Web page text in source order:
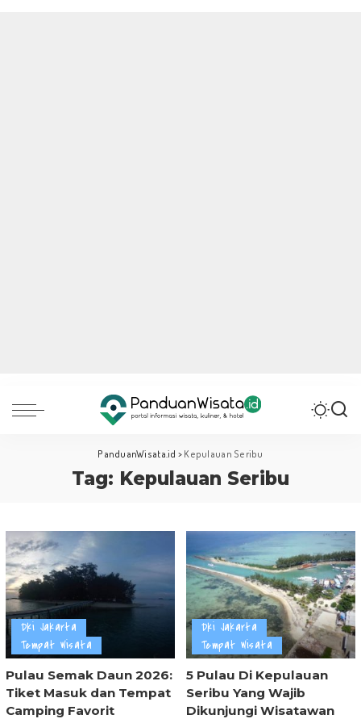
PanduanWisata.id > Kepulauan Seribu
Tag: Kepulauan Seribu
Dki Jakarta
Tempat Wisata
Pulau Semak Daun 2026:
Tiket Masuk dan Tempat
Camping Favorit
Dki Jakarta
Tempat Wisata
5 Pulau Di Kepulauan
Seribu Yang Wajib
Dikunjungi Wisatawan